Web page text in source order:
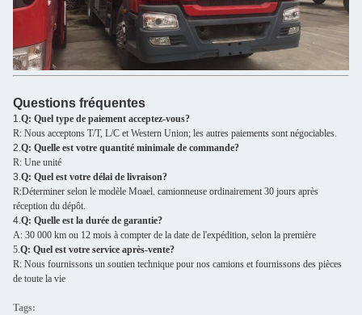
Questions fréquentes
1.Q: Quel type de paiement acceptez-vous?
R: Nous acceptons T/T, L/C et Western Union; les autres paiements sont négociables.
2.Q: Quelle est votre quantité minimale de commande?
R: Une unité
3.Q: Quel est votre délai de livraison?
R:Déterminer selon le modèle Moael. camionneuse ordinairement 30 jours après
réception du dépôt.
4.Q: Quelle est la durée de garantie?
A: 30 000 km ou 12 mois à compter de la date de l'expédition, selon la première
5.Q: Quel est votre service après-vente?
R: Nous fournissons un soutien technique pour nos camions et fournissons des pièces
de toute la vie
Tags: